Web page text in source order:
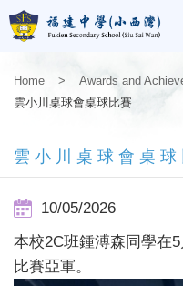
Home > Awards and
雲小川桌球會桌球比賽
雲小川桌球會桌球
10/05/2026
本校2C班鍾溥森同學在
比賽亞軍。